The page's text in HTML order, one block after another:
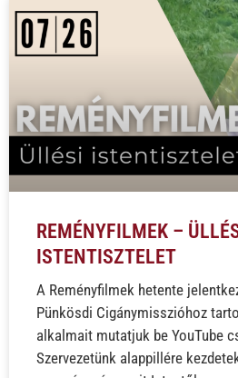
REMÉNYFILMEK –
ISTENTISZTELET
A Reményfilmek hetente
Pünkösdi Cigánymisszióhoz
alkalmait mutatjuk be YouTube
Szervezetünk alappillére